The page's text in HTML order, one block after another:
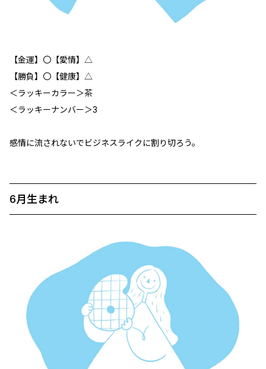
【金運】〇【愛情】△
【勝負】〇【健康】△
＜ラッキーカラー＞茶
＜ラッキーナンバー＞3
感情に流されないでビジネスライクに割り切ろう。
6月生まれ